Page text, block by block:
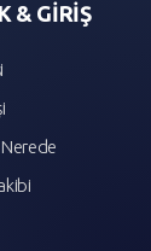
& GİRİŞ